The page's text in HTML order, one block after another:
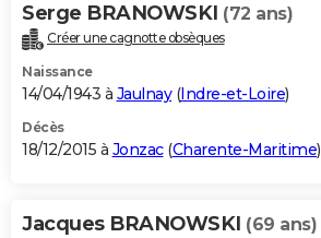
Serge BRANOWSKI (72 ans)
Créer une cagnotte obsèques
Naissance
14/04/1943 à Jaulnay(Indre-et-Loire)
Décès
18/12/2015 à Jonzac(Charente-Maritime)
Jacques BRANOWSKI (69 ans)